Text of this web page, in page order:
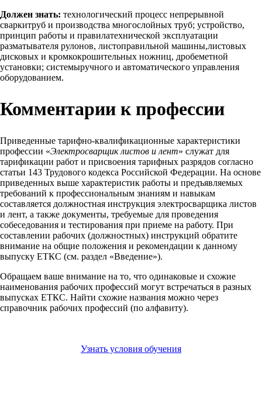
Должен знать: технологический процесс непрерывной
сваркитруб и производства многослойных труб; устройство,
принцип работы и правилатехнической эксплуатации
разматывателя рулонов, листоправильной машины,листовых
дисковых и кромкокрошительных ножниц, дробеметной
установки; системыручного и автоматического управления
оборудованием.
Комментарии к профессии
Приведенные тарифно-квалификационные характеристики
профессии «Электросварщик листов и лент» служат для
тарификации работ и присвоения тарифных разрядов согласно
статьи 143 Трудового кодекса Российской Федерации. На основе
приведенных выше характеристик работы и предъявляемых
требований к профессиональным знаниям и навыкам
составляется должностная инструкция электросварщика листов
и лент, а также документы, требуемые для проведения
собеседования и тестирования при приеме на работу. При
составлении рабочих (должностных) инструкций обратите
внимание на общие положения и рекомендации к данному
выпуску ЕТКС (см. раздел «Введение»).
Обращаем ваше внимание на то, что одинаковые и схожие
наименования рабочих профессий могут встречаться в разных
выпусках ЕТКС. Найти схожие названия можно через
справочник рабочих профессий (по алфавиту).
Узнать условия обучения